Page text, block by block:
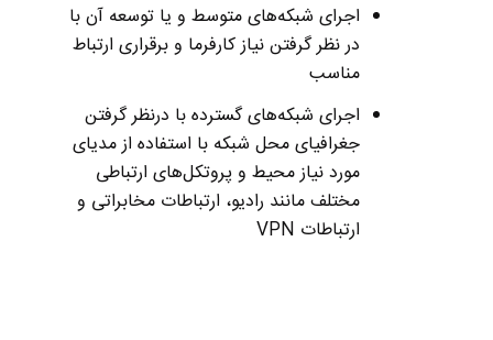
اجرای شبکه‌های متوسط و یا توسعه آن با
در نظر گرفتن نیاز کارفرما و برقراری ارتباط
مناسب
اجرای شبکه‌های گسترده با درنظر گرفتن
جغرافیای محل‌ شبکه با استفاده از مدیای
مورد نیاز محیط و پروتکل‌های ارتباطی
مختلف مانند رادیو، ارتباطات مخابراتی و
ارتباطات VPN